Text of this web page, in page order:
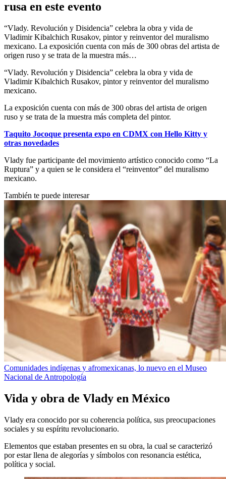
rusa en este evento
“Vlady. Revolución y Disidencia” celebra la obra y vida de
Vladimir Kibalchich Rusakov, pintor y reinventor del muralismo
mexicano. La exposición cuenta con más de 300 obras del artista de
origen ruso y se trata de la muestra más…
“Vlady. Revolución y Disidencia” celebra la obra y vida de
Vladimir Kibalchich Rusakov, pintor y reinventor del muralismo
mexicano.
La exposición cuenta con más de 300 obras del artista de origen
ruso y se trata de la muestra más completa del pintor.
Taquito Jocoque presenta expo en CDMX con Hello Kitty y
otras novedades
Vlady fue participante del movimiento artístico conocido como “La
Ruptura” y a quien se le considera el “reinventor” del muralismo
mexicano.
También te puede interesar
Comunidades indígenas y afromexicanas, lo nuevo en el Museo
Nacional de Antropología
Vida y obra de Vlady en México
Vlady era conocido por su coherencia política, sus preocupaciones
sociales y su espíritu revolucionario.
Elementos que estaban presentes en su obra, la cual se caracterizó
por estar llena de alegorías y símbolos con resonancia estética,
política y social.